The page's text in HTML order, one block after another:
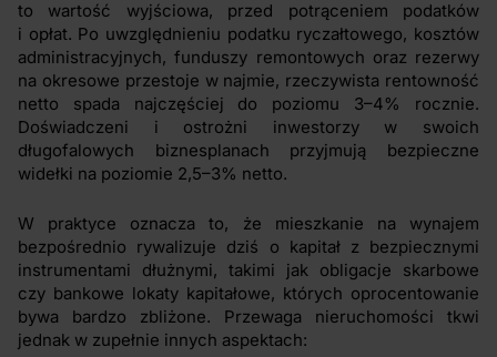
to wartość wyjściowa, przed potrąceniem podatków
i opłat. Po uwzględnieniu podatku ryczałtowego, kosztów
administracyjnych, funduszy remontowych oraz rezerwy
na okresowe przestoje w najmie, rzeczywista rentowność
netto spada najczęściej do poziomu 3–4% rocznie.
Doświadczeni i ostrożni inwestorzy w swoich
długofalowych biznesplanach przyjmują bezpieczne
widełki na poziomie 2,5–3% netto.
W praktyce oznacza to, że mieszkanie na wynajem
bezpośrednio rywalizuje dziś o kapitał z bezpiecznymi
instrumentami dłużnymi, takimi jak obligacje skarbowe
czy bankowe lokaty kapitałowe, których oprocentowanie
bywa bardzo zbliżone. Przewaga nieruchomości tkwi
jednak w zupełnie innych aspektach: